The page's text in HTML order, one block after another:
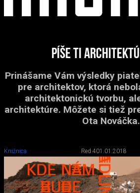
Píše ti
Prinášame Vám výsledky
pre architektov, ktorá
architektonickú tvorbu,
architektúre. Môžete si tiež
Ota Nováčka.
Knižnica Red 401.01.2018